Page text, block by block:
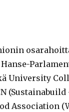
University
Association